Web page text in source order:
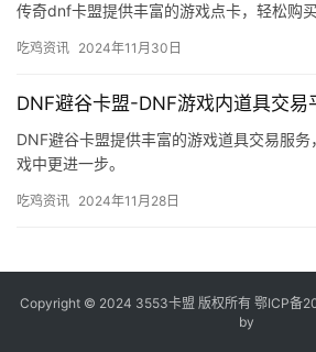
传奇dnf卡盟提供丰富的游戏点卡，轻松购
吃鸡资讯 2024年11月30日
DNF避谷卡盟-DNF游戏内道具交易
DNF避谷卡盟提供丰富的游戏道具交易服
戏中更进一步。
吃鸡资讯 2024年11月28日
Copyright © 2024 3553卡盟 版权所有 鄂ICP备
by